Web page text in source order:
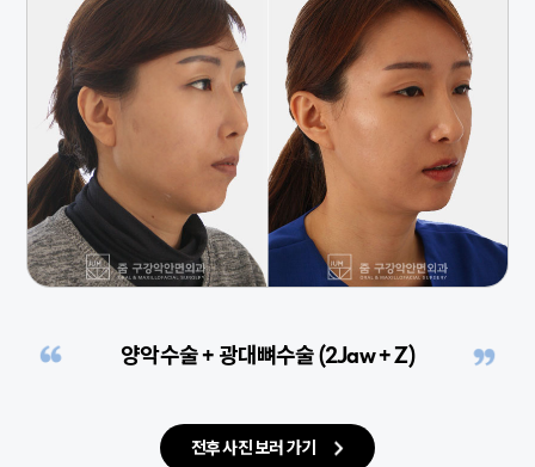
양악수술 + 광대뼈수술 (2Jaw + Z)
전후 사진 보러 가기